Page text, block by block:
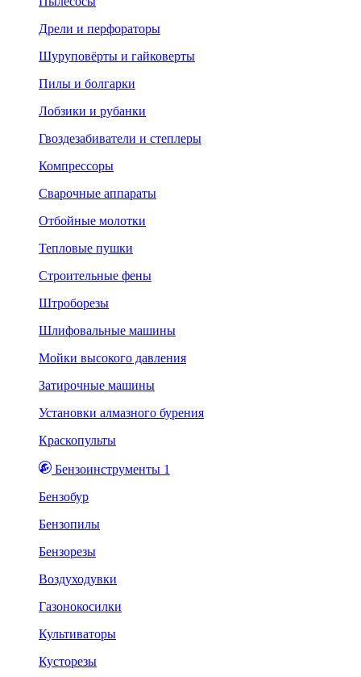
Дрели и перфораторы
Шуруповёрты и гайковерты
Пилы и болгарки
Лобзики и рубанки
Гвоздезабиватели и степлеры
Компрессоры
Сварочные аппараты
Отбойные молотки
Тепловые пушки
Строительные фены
Штроборезы
Шлифовальные машины
Мойки высокого давления
Затирочные машины
Установки алмазного бурения
Краскопульты
Бензоинструменты 1
Бензобур
Бензопилы
Бензорезы
Воздуходувки
Газонокосилки
Культиваторы
Кусторезы